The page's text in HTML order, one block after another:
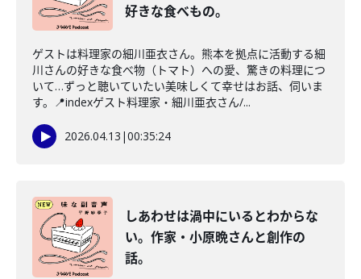
好きな食べもの。
ゲストは料理家の細川亜衣さん。熊本を拠点に活動する細
川さんの好きな食べ物（トマト）への愛、驚きの料理につ
いて…ずっと聴いていたい美味しくて幸せはお話、伺いま
す。📍indexゲスト料理家・細川亜衣さん/...
2026.04.13 |00:35:24
しあわせは渦中にいるとわからな
い。作家・小原晩さんと創作の
話。